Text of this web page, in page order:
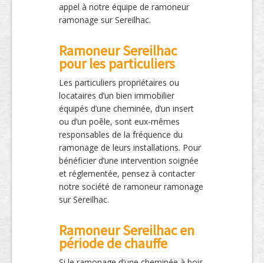
appel à notre équipe de ramoneur
ramonage sur Sereilhac.
Ramoneur Sereilhac
pour les particuliers
Les particuliers propriétaires ou
locataires d’un bien immobilier
équipés d’une cheminée, d’un insert
ou d’un poêle, sont eux-mêmes
responsables de la fréquence du
ramonage de leurs installations. Pour
bénéficier d’une intervention soignée
et réglementée, pensez à contacter
notre société de ramoneur ramonage
sur Sereilhac.
Ramoneur Sereilhac en
période de chauffe